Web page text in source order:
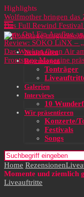
Highlights
Wolfmother bringen das
Das Full Rewind
Party On! Ein Ausflug
Review: SOKO LiNX –
Das Wacken Open Air
Frontstage Magazine
Neuigkeiten
Rezensionen
Tonträger
Galerien
Interviews
10
Wir präsentieren
Konzerte/
Festivals
Songs
Home Rezensionen
Momente und ziemlich
Liveauftritte